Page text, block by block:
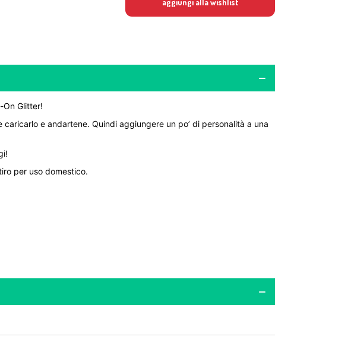
aggiungi alla wishlist
On Glitter!
e andartene. Quindi aggiungere un po’ di personalità a una
per uso domestico.